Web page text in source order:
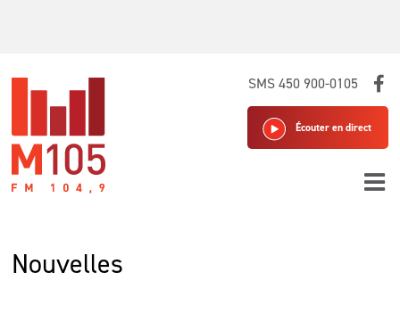
SMS 450 900-0105
Écouter en direct
Nouvelles